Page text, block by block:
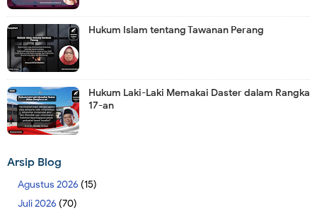
Hukum Islam tentang Tawanan Perang
Hukum Laki-Laki Memakai Daster dalam Rangka
17-an
Arsip Blog
Agustus 2026 (15)
Juli 2026 (70)